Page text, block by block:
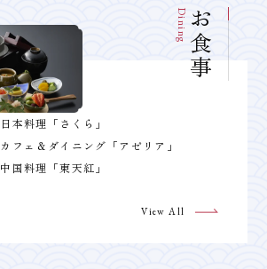
お食事
Dining
日本料理「さくら」
カフェ＆ダイニング「アゼリア」
中国料理「東天紅」
View All